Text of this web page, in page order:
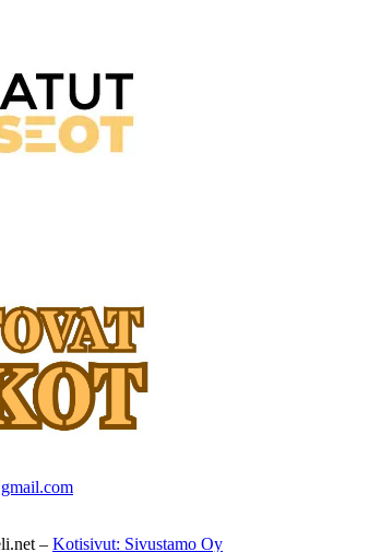
– Kotisivut: Sivustamo Oy